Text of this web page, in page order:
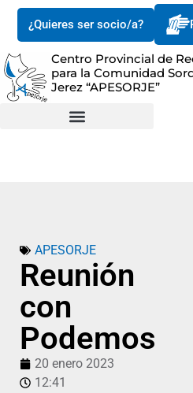
¿Quieres ser socio/a?
Centro Provincial de
para la Comunidad
Jerez “APESORJE”
APESORJE
Reunión
con
Podemos
20 enero 2023
12:41